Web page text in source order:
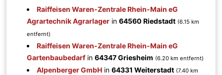
Raiffeisen Waren-Zentrale Rhein-Main eG
Agrartechnik Agrarlager in64560 Riedstadt (6.15 km
entfernt)
Raiffeisen Waren-Zentrale Rhein-Main eG
Gartenbaubedarfin64347 Griesheim (6.20 km entfernt)
Alpenberger GmbH in64331 Weiterstadt (7.40 km